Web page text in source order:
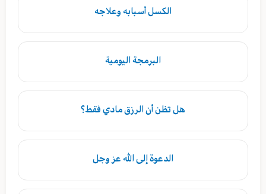
الكسل أسبابه وعلاجه
البرمجة اليومية
هل تظن أن الرزق مادي فقط؟
الدعوة إلى الله عز وجل